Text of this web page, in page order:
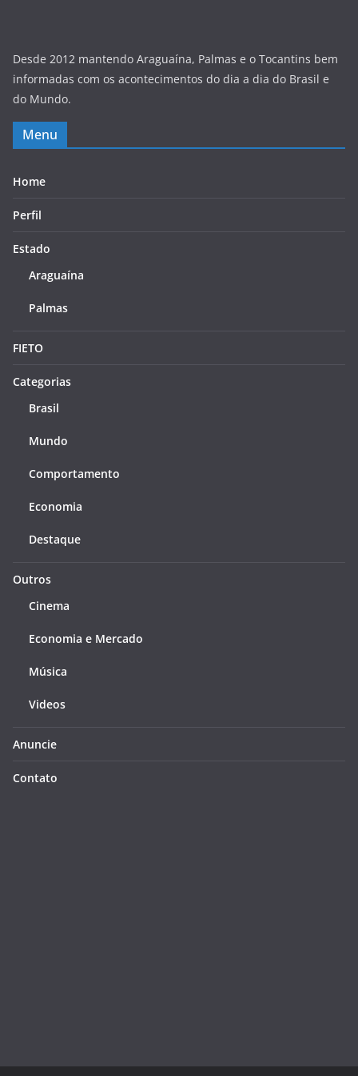
Desde 2012 mantendo Araguaína, Palmas e o Tocantins bem
informadas com os acontecimentos do dia a dia do Brasil e
do Mundo.
Menu
Home
Perfil
Estado
Araguaína
Palmas
FIETO
Categorias
Brasil
Mundo
Comportamento
Economia
Destaque
Outros
Cinema
Economia e Mercado
Música
Videos
Anuncie
Contato